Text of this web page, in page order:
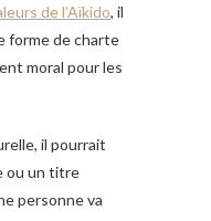
de l’Aïkido, il
forme de charte
moral pour les
il pourrait
ou un titre
personne va